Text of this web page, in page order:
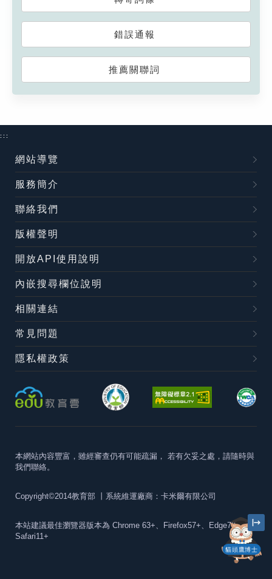
錯誤通報
推薦關聯詞
貓頭鷹博士
:::
網站導覽
服務簡介
聯絡我們
版權聲明
開放API使用說明
內嵌搜尋欄位說明
相關連結
常見問題
隱私權政策
本網站內容豐富，雖經審查仍有可能疏漏， 若有欠妥之處，請隨時與
我們聯絡。
Copyright©2014教育部 丨系統維運廠商：卡米爾有限公司
本站建議最佳瀏覽器版本為 Chrome 63+、Firefox57+、Edge79+及
Safari11+